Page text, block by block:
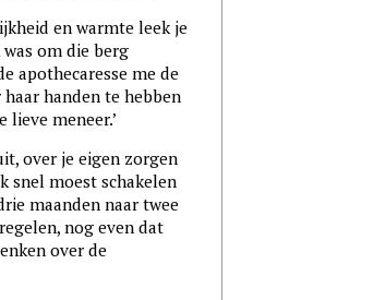
en warmte leek je
om die berg
apothecaresse me de
handen te hebben
lieve meneer.’
over je eigen zorgen
snel moest schakelen
maanden naar twee
nog even dat
over de